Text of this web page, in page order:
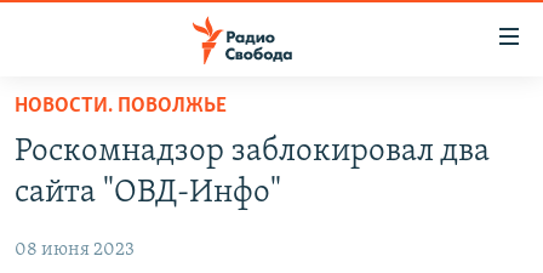
упрощенного
доступа
Вернуться
основному
ПОДКАСТЫ
ЦИТАТЫ СВОБОДЫ
НОВОСТИ. ПОВОЛЖЬЕ
Роскомнадзор заблокировал два
сайта "ОВД-Инфо"
08 июня 2023